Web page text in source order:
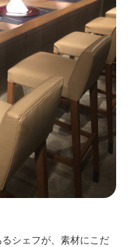
シェフが、素材にこだ